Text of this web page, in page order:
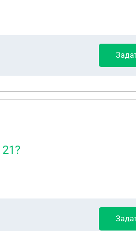
и так далее сейчас меня на
в этой в этой ситуации кто